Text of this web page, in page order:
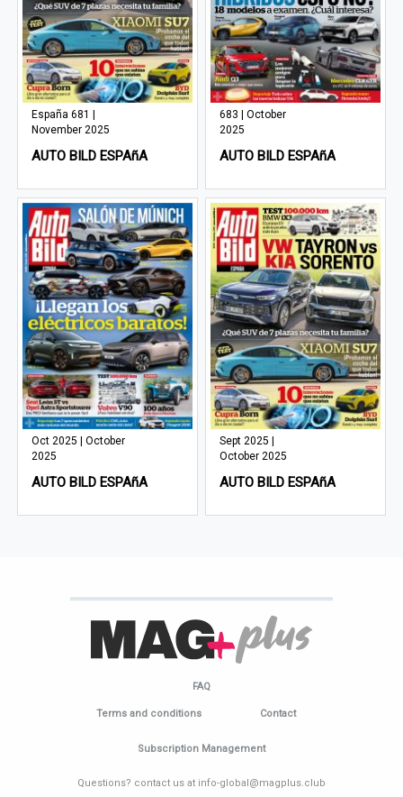
España 681 |
November 2025
AUTO BILD ESPAñA
683 | October
2025
AUTO BILD ESPAñA
Oct 2025 | October
2025
AUTO BILD ESPAñA
Sept 2025 |
October 2025
AUTO BILD ESPAñA
FAQ
Terms and conditions Contact
Subscription Management
Questions? contact us at info-global@magplus.club